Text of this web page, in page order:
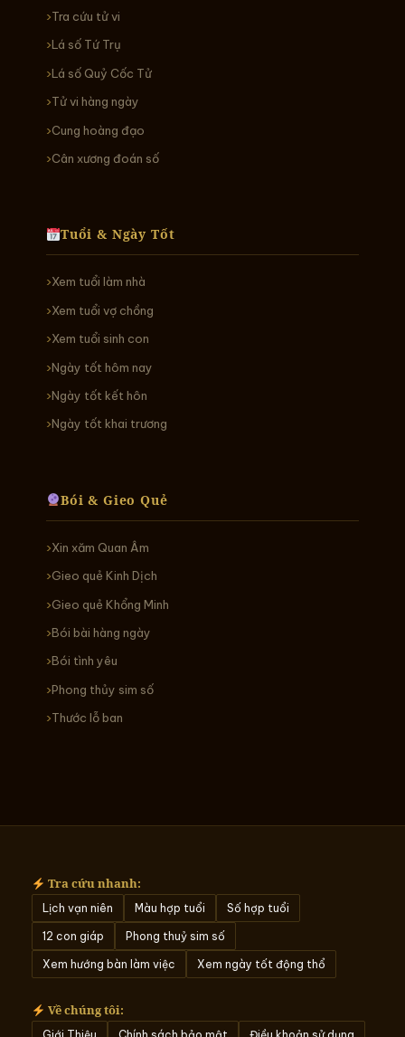
Tra cứu tử vi
Lá số Tứ Trụ
Lá số Quỷ Cốc Tử
Tử vi hàng ngày
Cung hoàng đạo
Cân xương đoán số
Tuổi & Ngày Tốt
Xem tuổi làm nhà
Xem tuổi vợ chồng
Xem tuổi sinh con
Ngày tốt hôm nay
Ngày tốt kết hôn
Ngày tốt khai trương
Bói & Gieo Quẻ
Xin xăm Quan Âm
Gieo quẻ Kinh Dịch
Gieo quẻ Khổng Minh
Bói bài hàng ngày
Bói tình yêu
Phong thủy sim số
Thước lỗ ban
Tra cứu nhanh:
Lịch vạn niên Màu hợp tuổi Số hợp tuổi
12 con giáp Phong thuỷ sim số
Xem hướng bàn làm việc Xem ngày tốt động thổ
Về chúng tôi: